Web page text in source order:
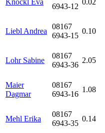
Knöckl Eva
6943-12
0.02
Liebl Andrea
08167
6943-15
0.10
Lohr Sabine
08167
6943-36
2.05
Maier
Dagmar
08167
6943-16
1.08
Mehl Erika
08167
6943-35
0.14